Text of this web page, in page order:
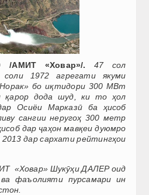
/АМИТ «Ховар»/.47 сол
1972 агрегати якуми
бо иқтидори 300 МВт
қарор дода шуд, ки то ҳол
Осиёи Марказӣ ба ҳисоб
сангии неругоҳ 300 метр
дар ҷаҳон мавқеи дуюмро
дар сархати рейтингҳои
«Ховар» Шукӯҳи ДАЛЕР оид
фаъолияти пурсамари ин